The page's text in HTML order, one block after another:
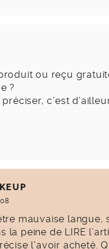
ou reçu
?
c’est
mauvaise langue,
la peine de LIRE
l’avoir acheté.